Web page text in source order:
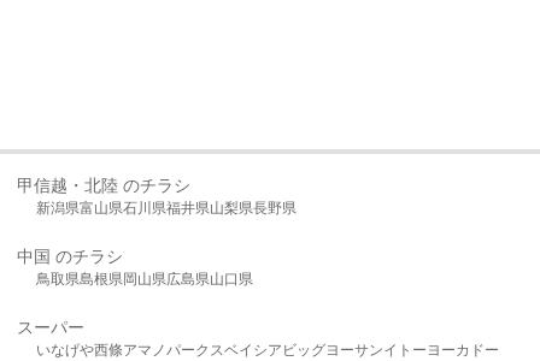
甲信越・北陸 のチラシ
新潟県富山県石川県福井県山梨県長野県
中国 のチラシ
鳥取県島根県岡山県広島県山口県
スーパー
いなげや西條アマノパークスベイシア ビッグヨーサンイトーヨーカドー